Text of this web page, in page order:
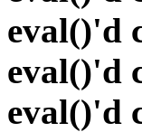
eval()'d
eval()'d
eval()'d